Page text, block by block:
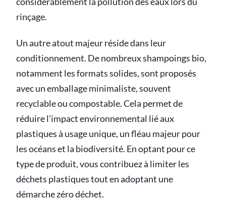
rinçage.
Un autre atout majeur réside dans leur
conditionnement. De nombreux shampoings bio,
notamment les formats solides, sont proposés
avec un emballage minimaliste, souvent
recyclable ou compostable. Cela permet de
réduire l’impact environnemental lié aux
plastiques à usage unique, un fléau majeur pour
les océans et la biodiversité. En optant pour ce
type de produit, vous contribuez à limiter les
déchets plastiques tout en adoptant une
démarche zéro déchet.